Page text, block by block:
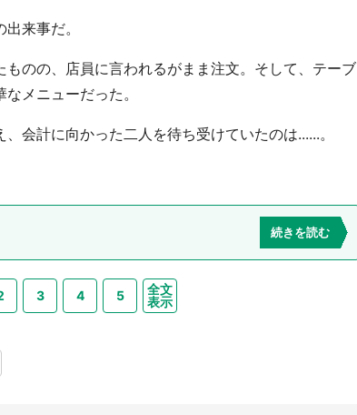
来事だ。
のの、店員に言われるがまま注文。そして、テーブ
メニューだった。
会計に向かった二人を待ち受けていたのは......。
続きを読む
3 4 5
全文
表示